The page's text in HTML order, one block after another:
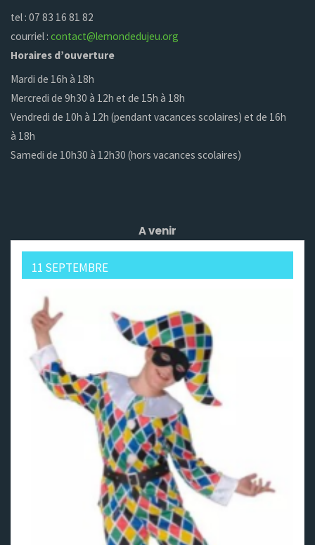
tel : 07 83 16 81 82
courriel :contact@lemondedujeu.org
Horaires d’ouverture
Mardi de 16h à 18h
Mercredi de 9h30 à 12h et de 15h à 18h
Vendredi de 10h à 12h (pendant vacances scolaires) et de 16h
à 18h
Samedi de 10h30 à 12h30 (hors vacances scolaires)
A venir
11 SEPTEMBRE